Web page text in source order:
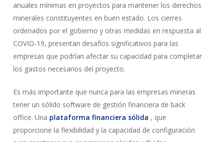
anuales mínimas en proyectos para mantener los derechos
minerales constituyentes en buen estado. Los cierres
ordenados por el gobierno y otras medidas en respuesta al
COVID-19, presentan desafíos significativos para las
empresas que podrían afectar su capacidad para completar
los gastos necesarios del proyecto.
Es más importante que nunca para las empresas mineras
tener un sólido software de gestión financiera de back
office. Una plataforma financiera sólida , que
proporcione la flexibilidad y la capacidad de configuración